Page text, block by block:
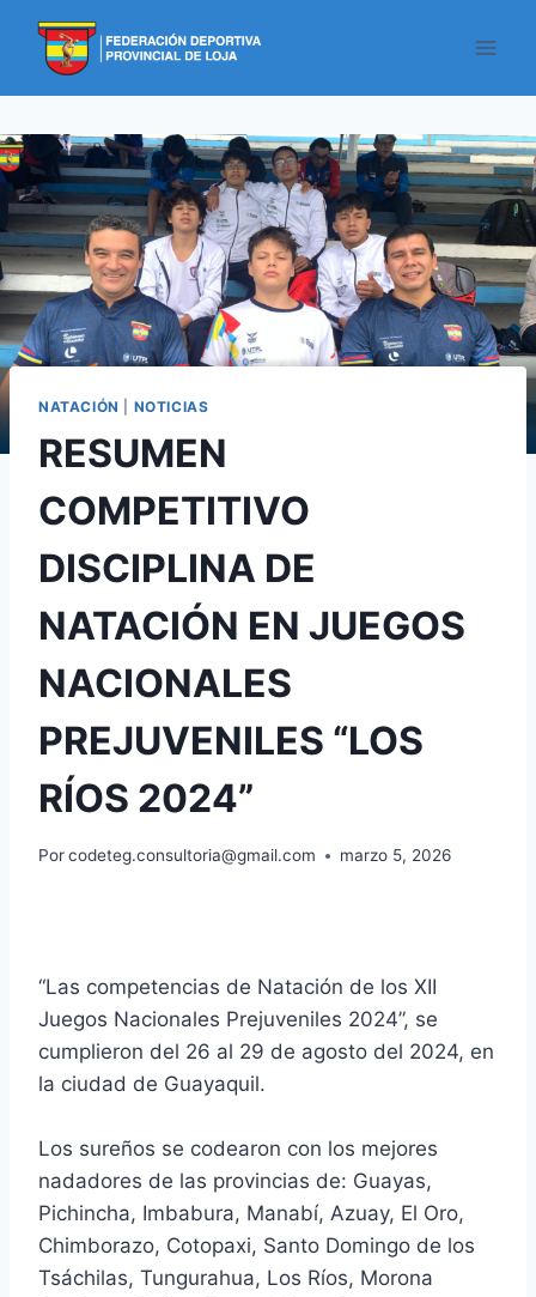
NATACIÓN NOTICIAS
RESUMEN
COMPETITIVO
DISCIPLINA DE
NATACIÓN EN JUEGOS
NACIONALES
PREJUVENILES “LOS
RÍOS 2024”
Porcodeteg.consultoria@gmail.com marzo 5, 2026
“Las competencias de Natación de los XII
Juegos Nacionales Prejuveniles 2024”, se
cumplieron del 26 al 29 de agosto del 2024, en
la ciudad de Guayaquil.
Los sureños se codearon con los mejores
nadadores de las provincias de: Guayas,
Pichincha, Imbabura, Manabí, Azuay, El Oro,
Chimborazo, Cotopaxi, Santo Domingo de los
Tsáchilas, Tungurahua, Los Ríos, Morona